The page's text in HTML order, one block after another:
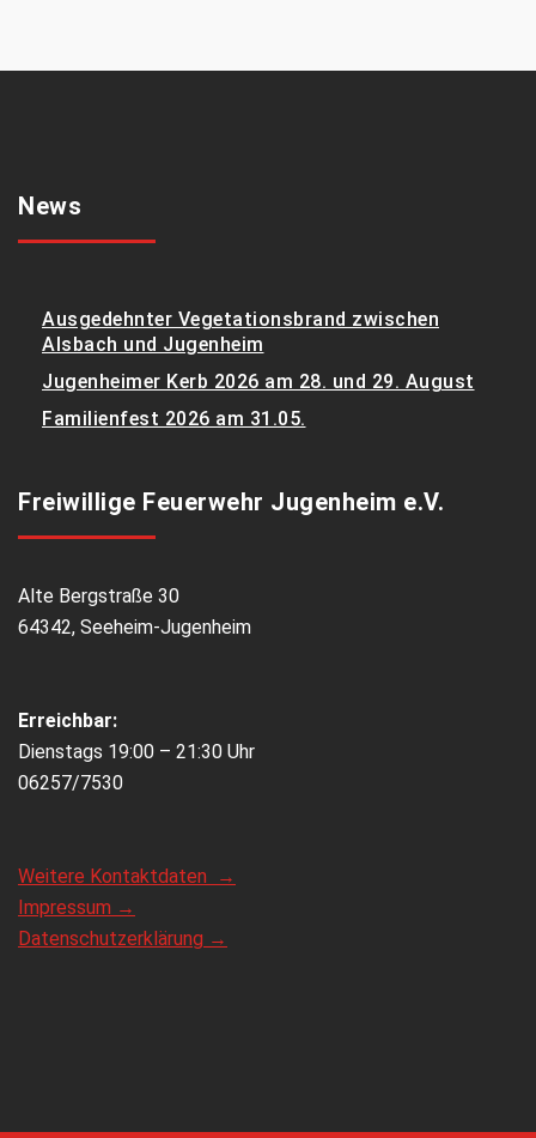
News
Ausgedehnter Vegetationsbrand zwischen
Alsbach und Jugenheim
Jugenheimer Kerb 2026 am 28. und 29. August
Familienfest 2026 am 31.05.
Freiwillige Feuerwehr Jugenheim e.V.
Alte Bergstraße 30
64342, Seeheim-Jugenheim
Erreichbar:
Dienstags 19:00 – 21:30 Uhr
06257/7530
Weitere Kontaktdaten →
Impressum →
Datenschutzerklärung →